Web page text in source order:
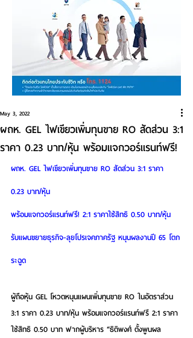
ผถห. GEL ไฟเขียวเพิ่มทุนขาย RO สัดส่วน 3:1
ราคา 0.23 บาท/หุ้น พร้อมแจกวอร์แรนท์ฟรี!
May 3, 2022
ผถห. GEL ไฟเขียวเพิ่มทุนขาย RO สัดส่วน 3:1 ราคา
0.23 บาท/หุ้น
พร้อมแจกวอร์แรนท์ฟรี! 2:1 ราคาใช้สิทธิ 0.50 บาท/หุ้น
รับแผนขยายธุรกิจ-ลุยโปรเจคภาครัฐ หนุนผลงานปี 65 โตก
ระฉูด
ผู้ถือหุ้น GEL โหวตหนุนแผนเพิ่มทุนขาย RO ในอัตราส่วน
3:1 ราคา 0.23 บาท/หุ้น พร้อมแจกวอร์แรนท์ฟรี 2:1 ราคา
ใช้สิทธิ 0.50 บาท ฟากผู้บริหาร “ธิติพงศ์ ตั้งพูนผล